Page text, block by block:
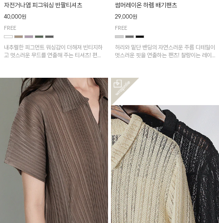
자전거나염 피그워싱 반팔티셔츠
40,000원
FREE
내추럴한 피그먼트 워싱감이 더해져 빈티지하
고 멋스러운 무드를 연출해 주는 티셔츠! 편안
썸머레이온 하렘 배기팬츠
29,000원
FREE
허리와 밑단 밴딩의 자연스러운 주름 디테일이
멋스러운 핏을 연출하는 팬츠! 찰랑이는 레이
기기 좋은 아이템입니다~